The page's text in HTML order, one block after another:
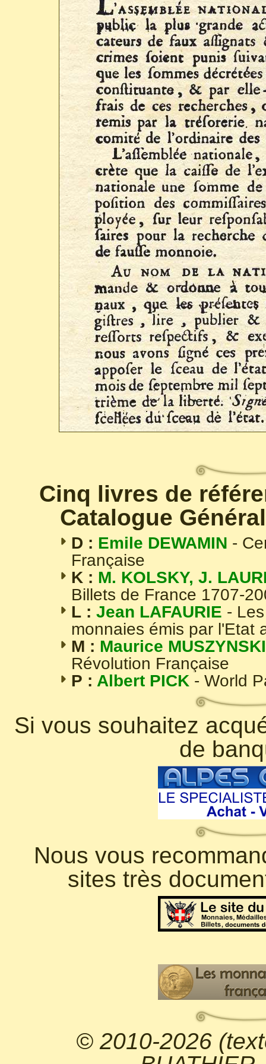
Cinq livres de
Catalogue
D : Emile DEWAMIN -
Française
K : M. KOLSKY, J.
Billets de France 1707-
L : Jean LAFAURIE -
monnaies émis par l'Etat
M : Maurice MUSZYNSKI
Révolution Française
P : Albert PICK - World
Si vous souhaitez
de
Nous vous
sites très
© 2010-2026